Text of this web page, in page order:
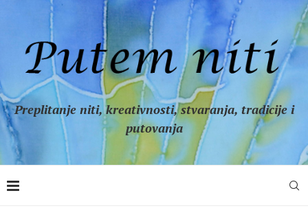
Preplitanje niti, kreativnosti, stvaranja, tradicije i
putovanja